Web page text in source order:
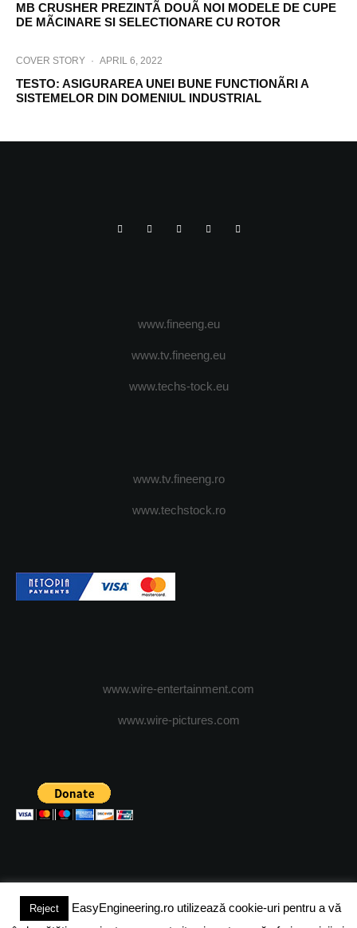
MB CRUSHER PREZINTÃ DOUÃ NOI MODELE DE CUPE
DE MÃCINARE SI SELECTIONARE CU ROTOR
COVER STORY · APRIL 6, 2022
TESTO: ASIGURAREA UNEI BUNE FUNCTIONÃRI A
SISTEMELOR DIN DOMENIUL INDUSTRIAL
www.fineeng.eu
www.tv.fineeng.eu
www.techs-tock.eu
www.tv.fineeng.ro
www.techstock.ro
www.wire-entertainment.com
www.wire-pictures.com
(c) 2024 - FineEngineeringMagazine. All rights reserved.
Reject
EasyEngineering.ro utilizează cookie-uri pentru a vă